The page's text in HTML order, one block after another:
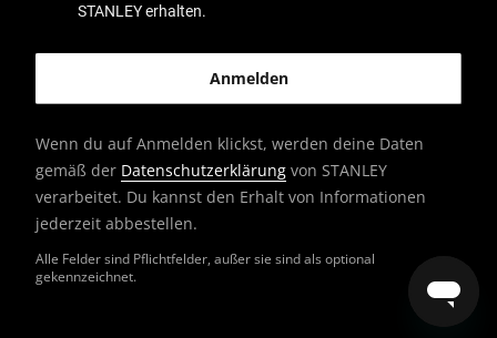
Alle Felder sind Pflichtfelder, außer sie sind als optional
gekennzeichnet.
STANLEY erhalten.
Wenn du auf Anmelden klickst, werden deine Daten
gemäß der Datenschutzerklärung von STANLEY
verarbeitet. Du kannst den Erhalt von Informationen
jederzeit abbestellen.